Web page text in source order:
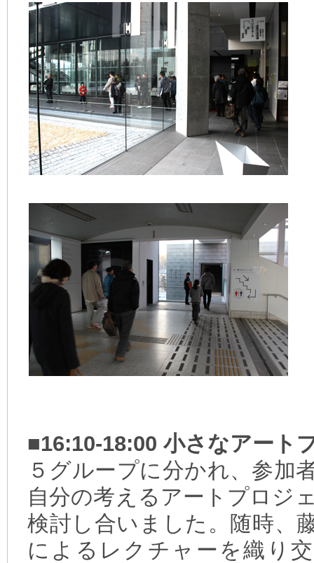
■16:10-18:00 小さなアート
５グループに分かれ、参加
自分の考えるアートプロジ
検討し合いました。随時、
によるレクチャーを織り